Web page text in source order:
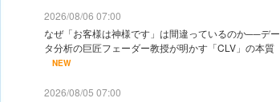
2026/08/06 07:00
なぜ「お客様は神様です」は間違っているのか──デー
タ分析の巨匠フェーダー教授が明かす「CLV」の本質
NEW
2026/08/05 07:00